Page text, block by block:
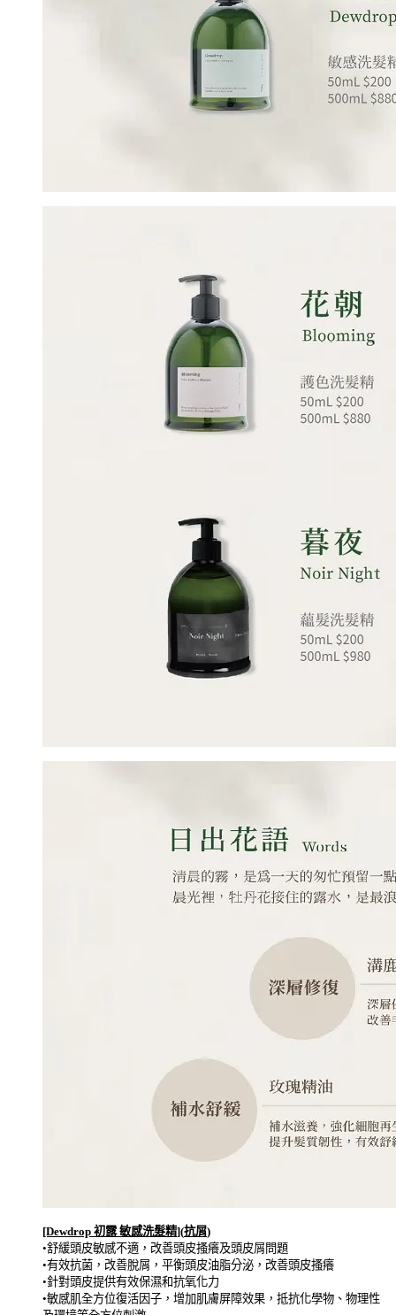
[Dewdrop 初露 敏感洗髮精](抗屑)
•舒緩頭皮敏感不適，改善頭皮搔癢及頭皮屑問題
•有效抗菌，改善脫屑，平衡頭皮油脂分泌，改善頭皮搔癢
•針對頭皮提供有效保濕和抗氧化力
•敏感肌全方位復活因子，增加肌膚屏障效果，抵抗化學物、物理性